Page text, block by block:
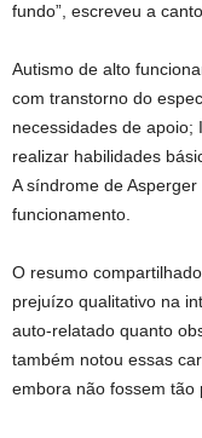
fundo”, escreveu a
Autismo de alto
com transtorno do
necessidades de apoio;
realizar habilidades
A síndrome de
funcionamento.
O resumo
prejuízo qualitativo na
auto-relatado quanto
também notou essas
embora não fossem tão